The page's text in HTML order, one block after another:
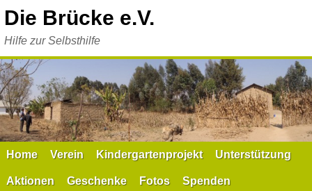
Inhalt
Die Brücke e.V.
Hilfe zur Selbsthilfe
Home Verein Kindergartenprojekt Unterstützung
Aktionen Geschenke Fotos Spenden